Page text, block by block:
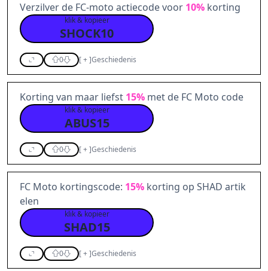
Verzilver de FC-moto actiecode voor 10% korting
klik & kopieer
SHOCK10
0 [+]Geschiedenis
Korting van maar liefst 15% met de FC Moto code
klik & kopieer
ABUS15
0 [+]Geschiedenis
FC Moto kortingscode: 15% korting op SHAD artik
elen
klik & kopieer
SHAD15
0 [+]Geschiedenis